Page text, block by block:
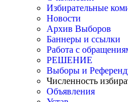
Избирательные
Новости
Архив Выборов
Баннеры и ссылки
Работа с
РЕШЕНИЕ
Выборы и
Численность
Объявления